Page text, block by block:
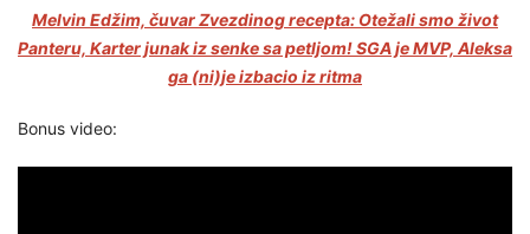
Melvin Edžim, čuvar Zvezdinog recepta: Otežali smo život
Panteru, Karter junak iz senke sa petljom! SGA je MVP, Aleksa
ga (ni)je izbacio iz ritma
Bonus video: